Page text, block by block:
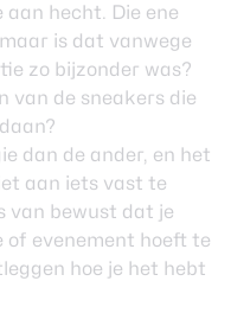
hecht. Die ene
is dat vanwege
zo bijzonder was?
van de sneakers die
dan de ander, en het
aan iets vast te
van bewust dat je
evenement hoeft te
hoe je het hebt